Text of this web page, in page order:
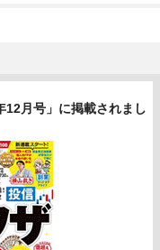
12月号」に掲載されまし